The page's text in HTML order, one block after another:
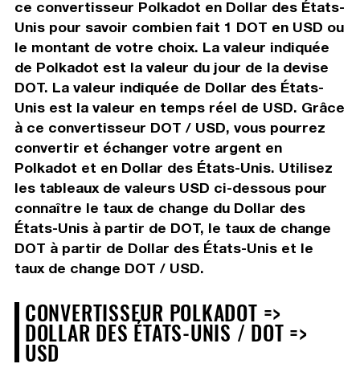
ce convertisseur Polkadot en Dollar des États-
Unis pour savoir combien fait 1 DOT en USD ou
le montant de votre choix. La valeur indiquée
de Polkadot est la valeur du jour de la devise
DOT. La valeur indiquée de Dollar des États-
Unis est la valeur en temps réel de USD. Grâce
à ce convertisseur DOT / USD, vous pourrez
convertir et échanger votre argent en
Polkadot et en Dollar des États-Unis. Utilisez
les tableaux de valeurs USD ci-dessous pour
connaître le taux de change du Dollar des
États-Unis à partir de DOT, le taux de change
DOT à partir de Dollar des États-Unis et le
taux de change DOT / USD.
CONVERTISSEUR POLKADOT =>
DOLLAR DES ÉTATS-UNIS / DOT =>
USD